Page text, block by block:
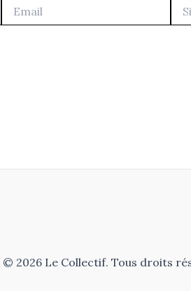
web
2026 Le Collectif. Tous droits